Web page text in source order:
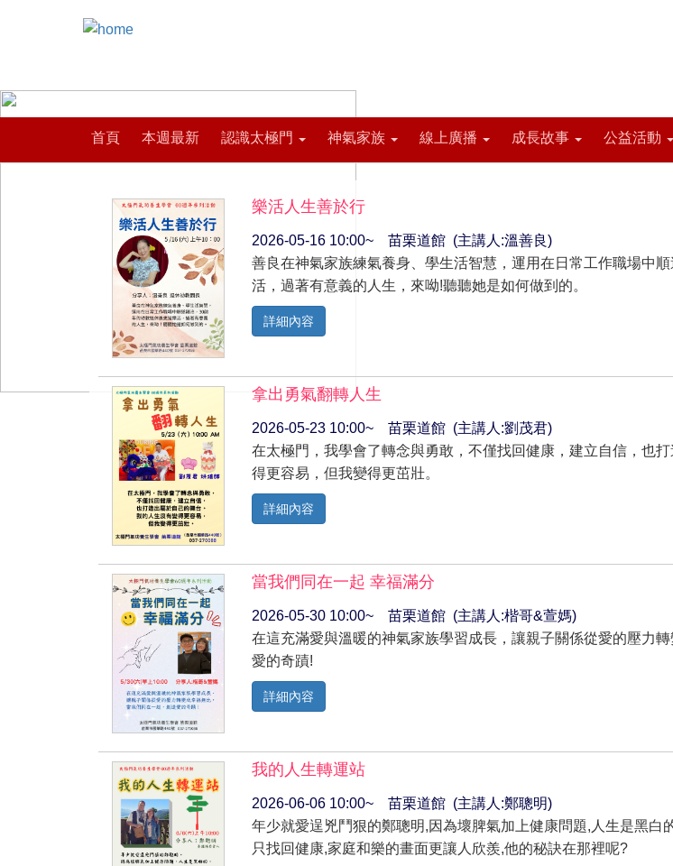
首頁 本週最新 認識太極門 神氣家族 線上廣播 成長故事 公益活動
樂活人生善於行
2026-05-16 10:00~ 苗栗道館 (主講人:溫善良)
善良在神氣家族練氣養身、學生活智慧，運用在日常工作職場中
活，過著有意義的人生，來呦!聽聽她是如何做到的。
詳細內容
拿出勇氣翻轉人生
2026-05-23 10:00~ 苗栗道館 (主講人:劉茂君)
在太極門，我學會了轉念與勇敢，不僅找回健康，建立自信，也
得更容易，但我變得更茁壯。
詳細內容
當我們同在一起 幸福滿分
2026-05-30 10:00~ 苗栗道館 (主講人:楷哥&萱媽)
在這充滿愛與溫暖的神氣家族學習成長，讓親子關係從愛的壓力
愛的奇蹟!
詳細內容
我的人生轉運站
2026-06-06 10:00~ 苗栗道館 (主講人:鄭聰明)
年少就愛逞兇鬥狠的鄭聰明,因為壞脾氣加上健康問題,人生是黑白
只找回健康,家庭和樂的畫面更讓人欣羨,他的秘訣在那裡呢?